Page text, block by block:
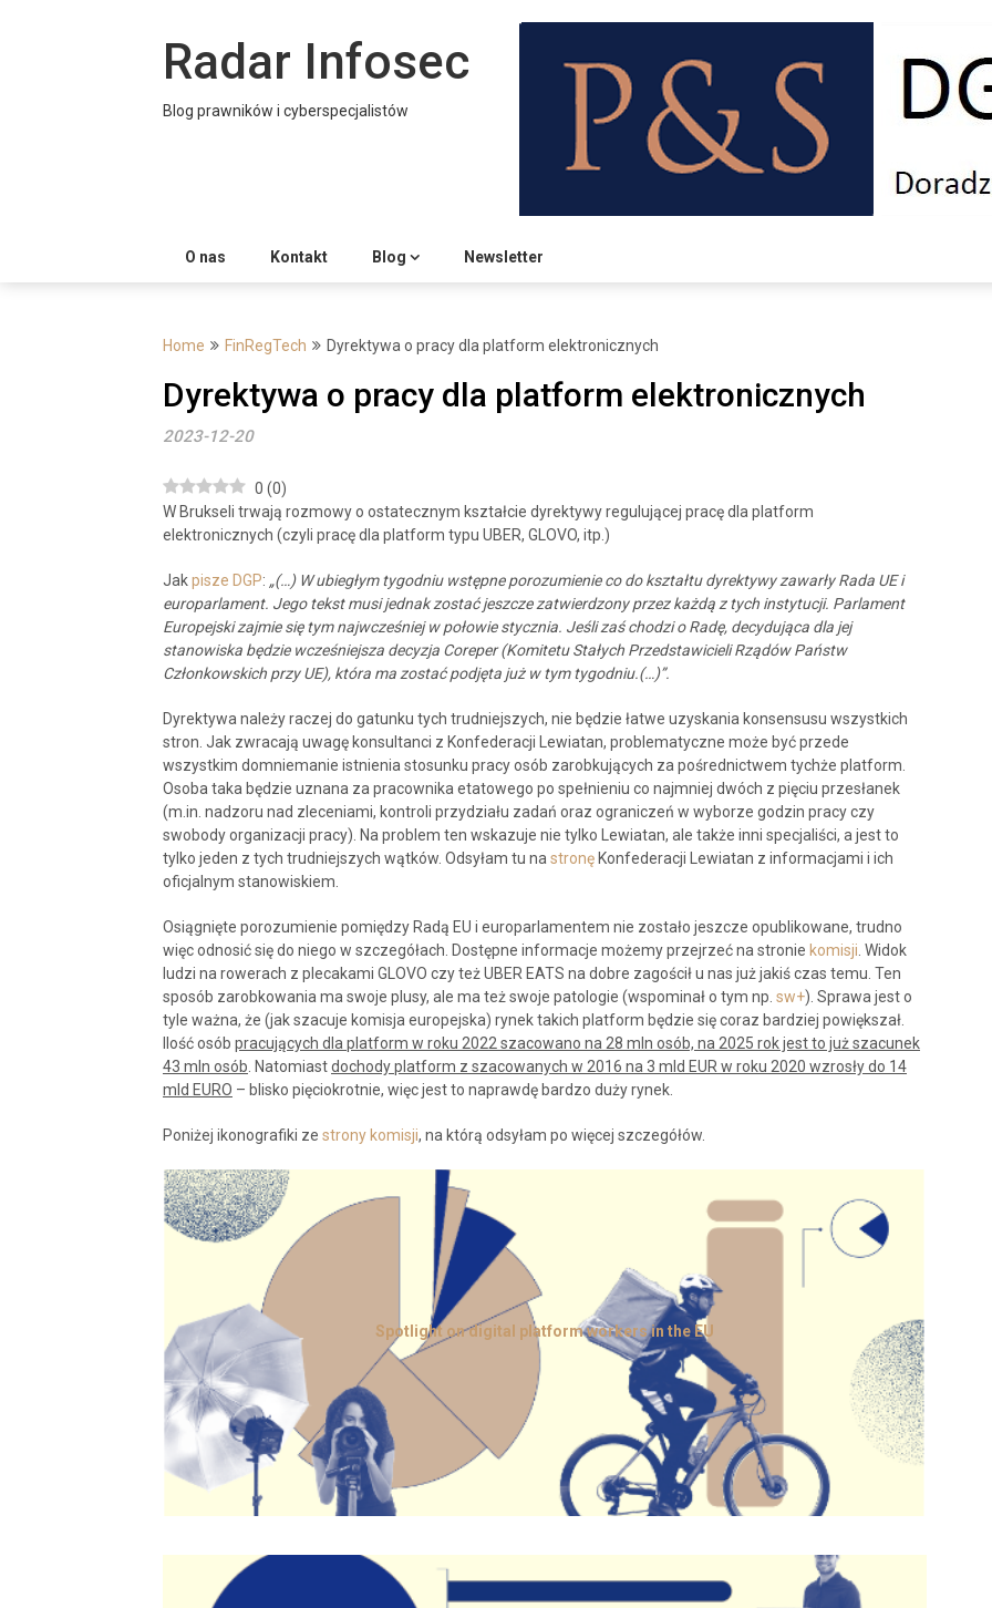
Radar Infosec
Blog prawników i cyberspecjalistów
O nas Kontakt Blog Newsletter
Home FinRegTech Dyrektywa o pracy dla platform elektronicznych
Dyrektywa o pracy dla platform elektronicznych
2023-12-20
0 (0)
W Brukseli trwają rozmowy o ostatecznym kształcie dyrektywy regulującej pracę dla platform
elektronicznych (czyli pracę dla platform typu UBER, GLOVO, itp.)
Jakpisze DGP: „(…) W ubiegłym tygodniu wstępne porozumienie co do kształtu dyrektywy zawarły Rada UE i
europarlament. Jego tekst musi jednak zostać jeszcze zatwierdzony przez każdą z tych instytucji. Parlament
Europejski zajmie się tym najwcześniej w połowie stycznia. Jeśli zaś chodzi o Radę, decydująca dla jej
stanowiska będzie wcześniejsza decyzja Coreper (Komitetu Stałych Przedstawicieli Rządów Państw
Członkowskich przy UE), która ma zostać podjęta już w tym tygodniu.(…)”.
Dyrektywa należy raczej do gatunku tych trudniejszych, nie będzie łatwe uzyskania konsensusu wszystkich
stron. Jak zwracają uwagę konsultanci z Konfederacji Lewiatan, problematyczne może być przede
wszystkim domniemanie istnienia stosunku pracy osób zarobkujących za pośrednictwem tychże platform.
Osoba taka będzie uznana za pracownika etatowego po spełnieniu co najmniej dwóch z pięciu przesłanek
(m.in. nadzoru nad zleceniami, kontroli przydziału zadań oraz ograniczeń w wyborze godzin pracy czy
swobody organizacji pracy). Na problem ten wskazuje nie tylko Lewiatan, ale także inni specjaliści, a jest to
tylko jeden z tych trudniejszych wątków. Odsyłam tu na stronę Konfederacji Lewiatan z informacjami i ich
oficjalnym stanowiskiem.
Osiągnięte porozumienie pomiędzy Radą EU i europarlamentem nie zostało jeszcze opublikowane, trudno
więc odnosić się do niego w szczegółach. Dostępne informacje możemy przejrzeć na stronie komisji . Widok
ludzi na rowerach z plecakami GLOVO czy też UBER EATS na dobre zagościł u nas już jakiś czas temu. Ten
sposób zarobkowania ma swoje plusy, ale ma też swoje patologie (wspominał o tym np. sw+). Sprawa jest o
tyle ważna, że (jak szacuje komisja europejska) rynek takich platform będzie się coraz bardziej powiększał.
Ilość osób pracujących dla platform w roku 2022 szacowano na 28 mln osób, na 2025 rok jest to już szacunek
43 mln osób . Natomiastdochody platform z szacowanych w 2016 na 3 mld EUR w roku 2020 wzrosły do 14
mld EURO – blisko pięciokrotnie, więc jest to naprawdę bardzo duży rynek.
Poniżej ikonografiki ze strony komisji, na którą odsyłam po więcej szczegółów.
Spotlight on digital platform workers in the EU